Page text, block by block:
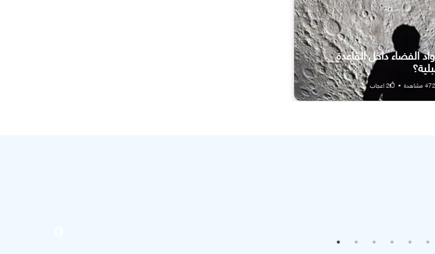
الفضاء داخل القاعدة
مشاهدة •
2اعجاب